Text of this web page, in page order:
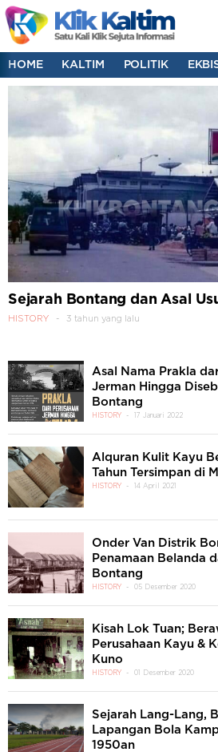
HOME KALTIM POLITIK
Sejarah Bontang dan Asal
HISTORY 3 tahun yang lalu
Asal Nama Prakla
Jerman Hingga
Bontang
HISTORY 17 Januari 2022
Alquran Kulit Kayu
Tahun Tersimpan di
HISTORY 14 April 2021
Onder Van Distrik
Penamaan Belanda
Bontang
HISTORY 05 Desember 2020
Kisah Lok Tuan;
Perusahaan Kayu &
Kuno
HISTORY 01 Desember 2020
Sejarah Lang-Lang,
Lapangan Bola
1950an